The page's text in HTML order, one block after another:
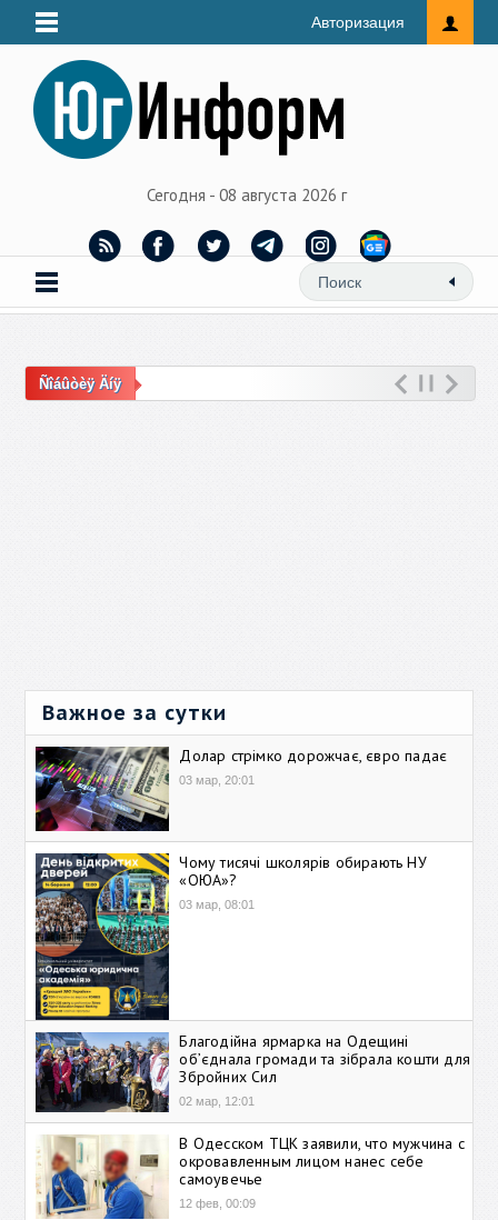
Авторизация
Сегодня - 08 августа 2026 г
Ñîáûòèÿ Äíÿ
Важное за сутки
Долар стрімко дорожчає, євро падає
03 мар, 20:01
Чому тисячі школярів обирають НУ
«ОЮА»?
03 мар, 08:01
Благодійна ярмарка на Одещині
об’єднала громади та зібрала кошти для
Збройних Сил
02 мар, 12:01
В Одесском ТЦК заявили, что мужчина с
окровавленным лицом нанес себе
самоувечье
12 фев, 00:09